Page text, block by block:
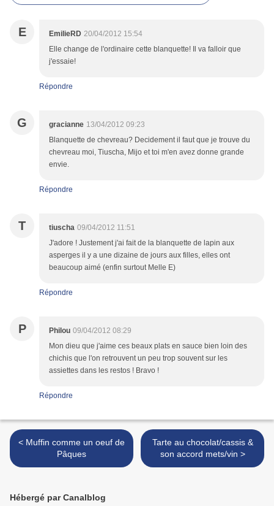
E EmilieRD 20/04/2012 15:54
Elle change de l'ordinaire cette blanquette! Il va falloir que
j'essaie!
Répondre
G gracianne 13/04/2012 09:23
Blanquette de chevreau? Decidement il faut que je trouve du
chevreau moi, Tiuscha, Mijo et toi m'en avez donne grande
envie.
Répondre
T tiuscha 09/04/2012 11:51
J'adore ! Justement j'ai fait de la blanquette de lapin aux
asperges il y a une dizaine de jours aux filles, elles ont
beaucoup aimé (enfin surtout Melle E)
Répondre
P Philou 09/04/2012 08:29
Mon dieu que j'aime ces beaux plats en sauce bien loin des
chichis que l'on retrouvent un peu trop souvent sur les
assiettes dans les restos ! Bravo !
Répondre
< Muffin comme un oeuf de
Pâques
Tarte au chocolat/cassis &
son accord mets/vin >
Hébergé par Canalblog